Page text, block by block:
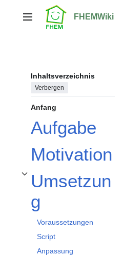
springenHauptmenü FHEMWiki
Inhaltsverzeichnis
Verbergen
Anfang
Aufgabe
Motivation
Umsetzun
g
Unterabschnitt Umsetzung umschalten
Voraussetzungen
Script
Anpassung